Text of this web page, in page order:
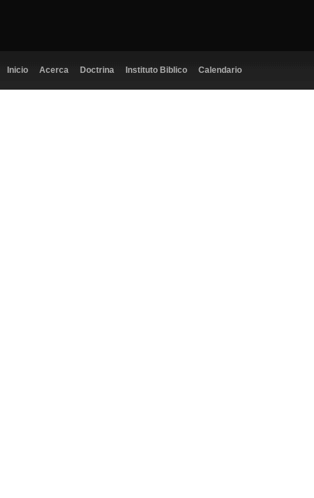
Inicio Acerca Doctrina Instituto Biblico Calendario